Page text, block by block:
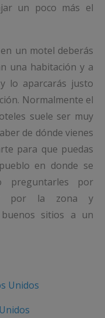
un poco más el
un motel deberás
una habitación y a
lo aparcarás justo
Normalmente el
suele ser muy
de dónde vienes
para que puedas
en donde se
preguntarles por
por la zona y
buenos sitios a un
Unidos